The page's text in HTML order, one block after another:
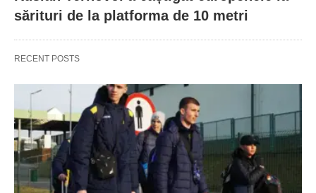
sărituri de la platforma de 10 metri
RECENT POSTS